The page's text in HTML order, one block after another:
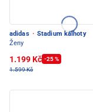
adidas · Stadium kalhoty
Ženy
1.199 Kč -25 %
1.599 Kč